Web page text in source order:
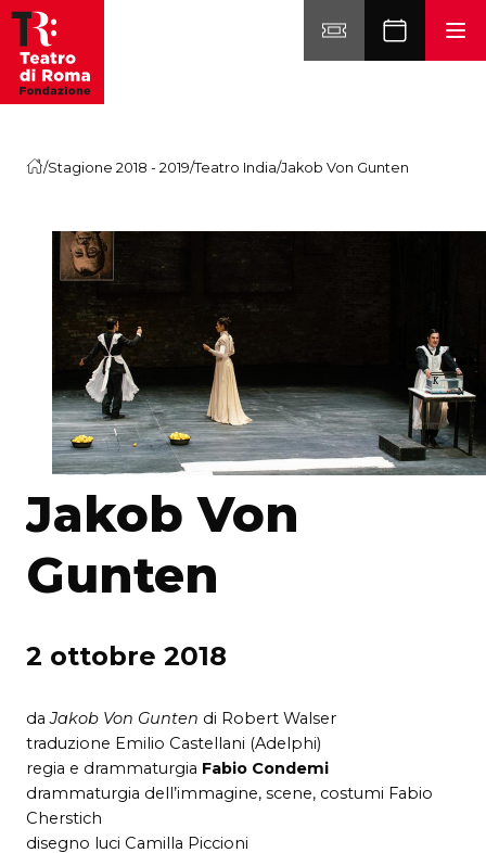
Vai al contenuto
/Stagione 2018 - 2019/Teatro India/Jakob Von Gunten
Jakob Von
Gunten
2 ottobre 2018
daJakob Von Gunten di Robert Walser
traduzione Emilio Castellani (Adelphi)
regia e drammaturgia Fabio Condemi
drammaturgia dell’immagine, scene, costumi Fabio
Cherstich
disegno luci Camilla Piccioni